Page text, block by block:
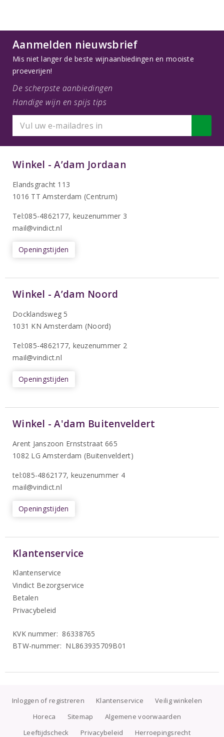
Aanmelden nieuwsbrief
Mis niet langer de beste wijnaanbiedingen en mooiste
proeverijen!
De scherpste aanbiedingen
Handige wijn en spijs tips
Winkel - A’dam Jordaan
Elandsgracht 113
1016 TT Amsterdam (Centrum)
Tel:085-4862177, keuzenummer 3
mail@vindict.nl
Openingstijden
Winkel - A’dam Noord
Docklandsweg 5
1031 KN Amsterdam (Noord)
Tel:085-4862177, keuzenummer 2
mail@vindict.nl
Openingstijden
Winkel - A'dam Buitenveldert
Arent Janszoon Ernststraat 665
1082 LG Amsterdam (Buitenveldert)
tel:085-4862177, keuzenummer 4
mail@vindict.nl
Openingstijden
Klantenservice
Klantenservice
Vindict Bezorgservice
Betalen
Privacybeleid
KVK nummer: 86338765
BTW-nummer: NL863935709B01
Inloggen of registreren Klantenservice
Veilig winkelen
Horeca
Sitemap
Algemene voorwaarden
Leeftijdscheck
Privacybeleid Herroepingsrecht